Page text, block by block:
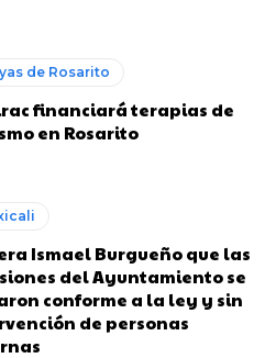
de Rosarito
financiará terapias de
en Rosarito
Ismael Burgueño que las
del Ayuntamiento se
conforme a la ley y sin
de personas